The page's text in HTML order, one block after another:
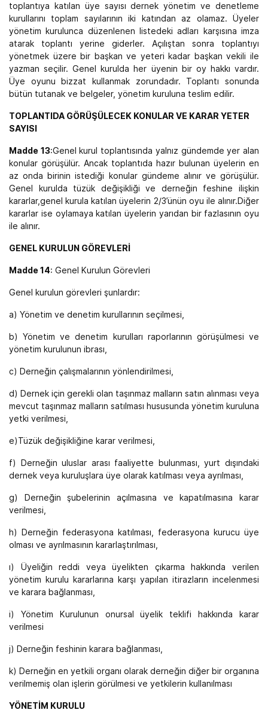
toplantıya katılan üye sayısı dernek yönetim ve denetleme
kurullarını toplam sayılarının iki katından az olamaz. Üyeler
yönetim kurulunca düzenlenen listedeki adları karşısına imza
atarak toplantı yerine giderler. Açılıştan sonra toplantıyı
yönetmek üzere bir başkan ve yeteri kadar başkan vekili ile
yazman seçilir. Genel kurulda her üyenin bir oy hakkı vardır.
Üye oyunu bizzat kullanmak zorundadır. Toplantı sonunda
bütün tutanak ve belgeler, yönetim kuruluna teslim edilir.
TOPLANTIDA GÖRÜŞÜLECEK KONULAR VE KARAR YETER
SAYISI
Madde 13:Genel kurul toplantısında yalnız gündemde yer alan
konular görüşülür. Ancak toplantıda hazır bulunan üyelerin en
az onda birinin istediği konular gündeme alınır ve görüşülür.
Genel kurulda tüzük değişikliği ve derneğin feshine ilişkin
kararlar,genel kurula katılan üyelerin 2/3’ünün oyu ile alınır.Diğer
kararlar ise oylamaya katılan üyelerin yarıdan bir fazlasının oyu
ile alınır.
GENEL KURULUN GÖREVLERİ
Madde 14: Genel Kurulun Görevleri
Genel kurulun görevleri şunlardır:
a) Yönetim ve denetim kurullarının seçilmesi,
b) Yönetim ve denetim kurulları raporlarının görüşülmesi ve
yönetim kurulunun ibrası,
c) Derneğin çalışmalarının yönlendirilmesi,
d) Dernek için gerekli olan taşınmaz malların satın alınması veya
mevcut taşınmaz malların satılması hususunda yönetim kuruluna
yetki verilmesi,
e)Tüzük değişikliğine karar verilmesi,
f) Derneğin uluslar arası faaliyette bulunması, yurt dışındaki
dernek veya kuruluşlara üye olarak katılması veya ayrılması,
g) Derneğin şubelerinin açılmasına ve kapatılmasına karar
verilmesi,
h) Derneğin federasyona katılması, federasyona kurucu üye
olması ve ayrılmasının kararlaştırılması,
ı) Üyeliğin reddi veya üyelikten çıkarma hakkında verilen
yönetim kurulu kararlarına karşı yapılan itirazların incelenmesi
ve karara bağlanması,
i) Yönetim Kurulunun onursal üyelik teklifi hakkında karar
verilmesi
j) Derneğin feshinin karara bağlanması,
k) Derneğin en yetkili organı olarak derneğin diğer bir organına
verilmemiş olan işlerin görülmesi ve yetkilerin kullanılması
YÖNETİM KURULU